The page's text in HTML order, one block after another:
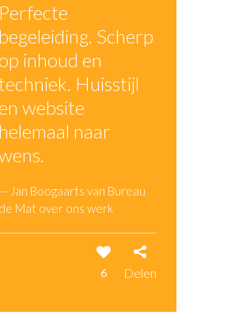
Perfecte
begeleiding. Scherp
inhoud en
Huisstijl
website
helemaal naar
— Jan Boogaarts van Bureau
de Mat over ons werk
6 Delen